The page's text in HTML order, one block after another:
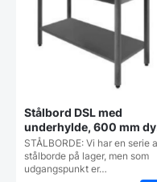
Stålbord DSL med
underhylde, 600 mm
i mange længder
STÅLBORDE: Vi har en serie
stålborde på lager, men som
udgangspunkt er…